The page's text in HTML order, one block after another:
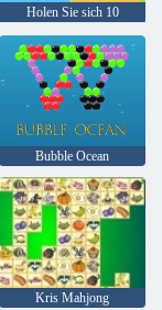
Holen Sie sich 10
Bubble Ocean
Kris Mahjong